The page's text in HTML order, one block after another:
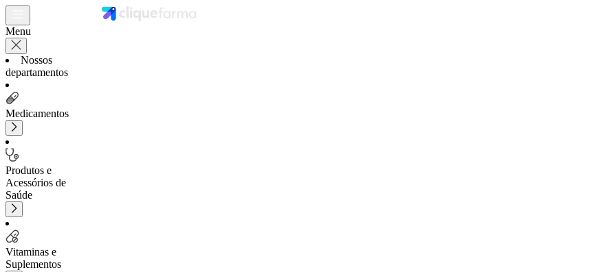
Menu
Nossos
departamentos
Medicamentos
Produtos e
Acessórios de
Saúde
Vitaminas e
Suplementos